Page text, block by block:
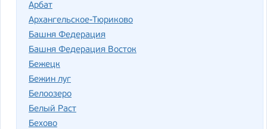
Арбат
Архангельское-Тюриково
Башня Федерация
Башня Федерация Восток
Бежецк
Бежин луг
Белоозеро
Белый Раст
Бехово